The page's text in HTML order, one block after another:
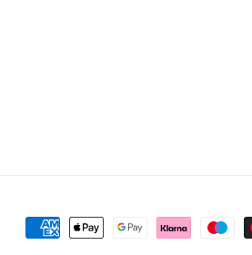
Zahlungsmethoden